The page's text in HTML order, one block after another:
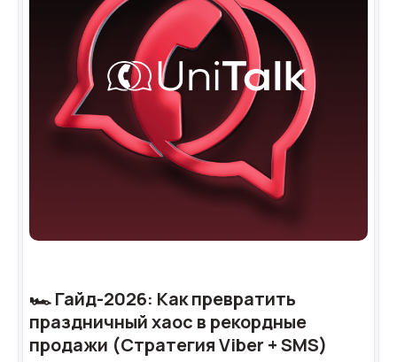
🏎️ Гайд-2026: Как превратить
праздничный хаос в рекордные
продажи (Стратегия Viber + SMS)